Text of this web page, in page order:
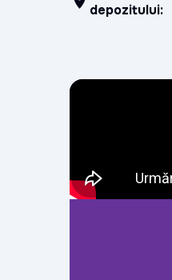
depozitului: